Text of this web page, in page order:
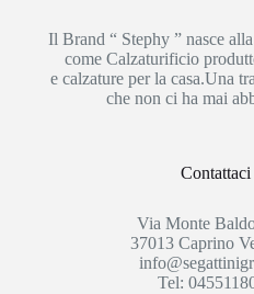
Il Brand “ Stephy ” nasce
come Calzaturificio
e calzature per la casa.Una
che non ci ha mai
Contattaci
Via Monte
37013 Caprino
Tel: